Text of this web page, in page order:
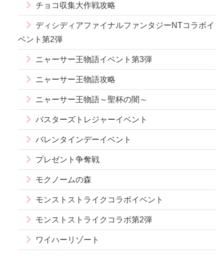
チョコ収集大作戦攻略
ディシディアファイナルファンタジーNTコラボイ
ベント第2弾
ニャーサー王物語イベント第3弾
ニャーサー王物語攻略
ニャーサー王物語～聖杯の闇～
バスターズトレジャーイベント
バレンタインデーイベント
プレゼント争奪戦
モクノームの森
モンストストライクコラボイベント
モンストストライクコラボ第2弾
ワイハーリゾート